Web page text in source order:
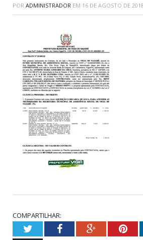
POR ADMINISTRADOR EM 16 DE AGOSTO DE 2018
COMPARTILHAR:
TwitterFacebookGoogle+